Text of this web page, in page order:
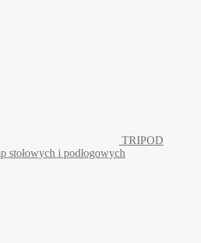
TRIPOD
stołowych i podłogowych